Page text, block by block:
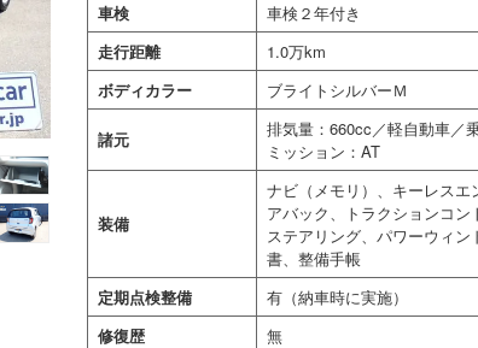
車検
車検２年付き
走行距離
1.0万km
ボディカラー
ブライトシルバーＭ
諸元
排気量：660cc／軽自動車／
ミッション：AT
装備
ナビ（メモリ）、キーレス
アバック、トラクションコ
ステアリング、パワーウィ
書、整備手帳
定期点検整備
有（納車時に実施）
修復歴
無